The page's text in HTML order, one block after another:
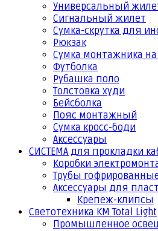
Универсальный
Сигнальный жилет
Сумка-скрутка для
Рюкзак
Сумка монтажника на
Футболка
Рубашка поло
Толстовка худи
Бейсболка
Пояс монтажный
Сумка кросс-боди
Аксессуары
СИСТЕМА для прокладки
Коробки
Трубы
Аксессуары для
Крепеж-клипсы
Светотехника КМ Total Light
Промышленное